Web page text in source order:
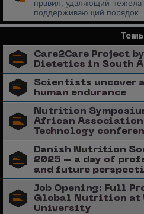
правил, удаляющий
поддерживающий порядок
Care2Care Project
Dietetics in South
Scientists uncover
human endurance
Nutrition
African Association
Technology
Danish Nutrition
2025 – a day of
and future
Job Opening: Full
Global Nutrition at
University